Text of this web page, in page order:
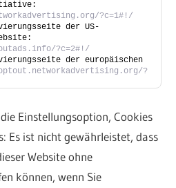
?c=1#!/
der US-
?c=2#!/
der europäischen
?
Einstellungsoption, Cookies
Es ist nicht gewährleistet, dass
Website ohne
können, wenn Sie